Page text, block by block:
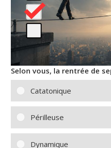
Selon vous, la rentrée de
Catatonique
Périlleuse
Dynamique